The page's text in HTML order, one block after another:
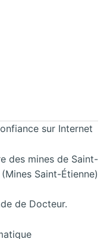
sur Internet
des mines de Saint-
Saint-Étienne)
de Docteur.